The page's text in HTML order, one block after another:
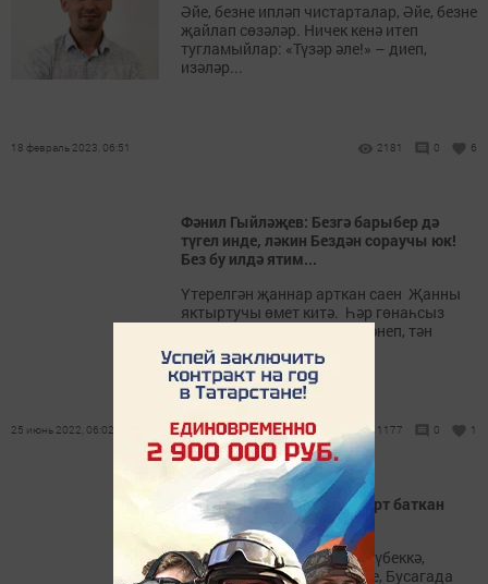
Әйе, безне ипләп чистарталар, Әйе, безне
җайлап сөзәләр. Ничек кенә итеп
тугламыйлар: «Түзәр әле!» – диеп,
изәләр...
18 февраль 2023, 06:51 2181 0 6
Фәнил Гыйләҗев: Безгә барыбер дә
түгел инде, ләкин Бездән сораучы юк!
Без бу илдә ятим...
Үтерелгән җаннар арткан саен Җанны
яктыртучы өмет китә. Һәр гөнаһсыз
корбан өчен йөрәк Бәргәләнеп, тән
читлеген өтә.
25 июнь 2022, 06:02 1177 0 1
Фәнил ГЫЙЛӘҖЕВ: Шомырт баткан
мәлдә ак күбеккә...
Шомырт баткан мәлдә ак күбеккә,
Яшелләнгән чакта җир өсте, Бусагада